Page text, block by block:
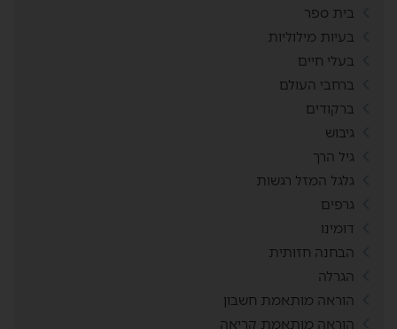
בית ספר
בעיות מילוליות
בעלי חיים
ברחבי העולם
ברקודים
גיבוש
גיל הרך
גלגל המזל רגשות
גרפים
דומינו
הבחנה חזותית
הגרלה
הוראה מותאמת חשבון
הוראה מותאמת קריאה